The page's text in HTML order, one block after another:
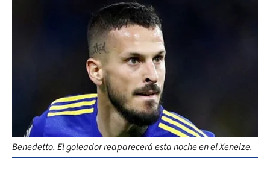
Benedetto. El goleador reaparecerá esta noche en el Xeneize.